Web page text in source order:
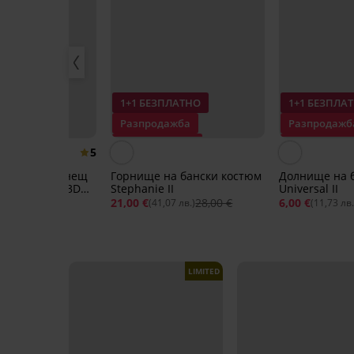
5
бързосъхнещ
Spacer 3D
1+1 БЕЗПЛАТНО
Разпродажба
Горнище на бански костюм
Stephanie II
21,00 €(41,07 лв.)28,00 €
1+1
Долнище на
Universal II
6,00 €(11,73
LIMITED